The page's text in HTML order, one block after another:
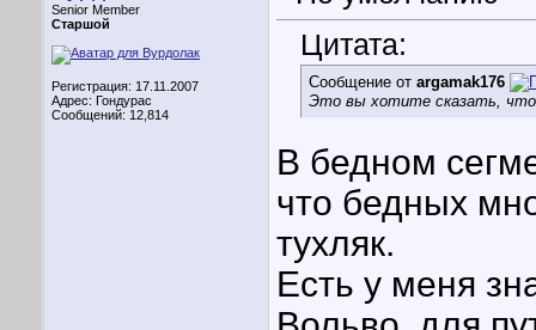
Senior Member
Старшой
Регистрация: 17.11.2007
Адрес: Гондурас
Сообщений: 12,814
Цитата:
Сообщение от argamak176
Это вы хотите сказать,
В бедном
что бедных
тухляк.
Есть у меня